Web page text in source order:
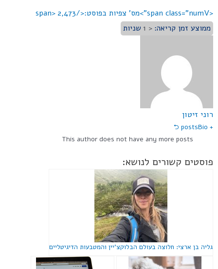
<span class="numV">מס' צפיות בפוסט:</span>
2,473
ממוצע זמן קריאה: < 1 שניות
רוני זיטון
+ posts
Bio ⮌
This author does not have any more posts
פוסטים קשורים לנושא:
גליה בן ארצי: חלוצה בעולם הבלוקצ'יין והמטבעות הדיגיטליים